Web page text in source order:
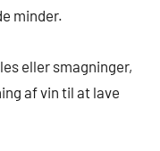
minder.
eller smagninger,
af vin til at lave